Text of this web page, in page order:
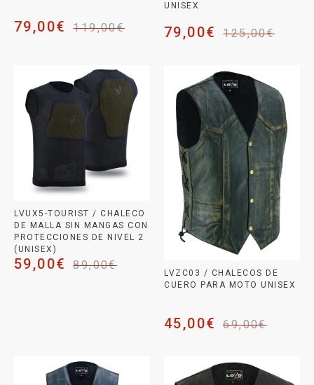
119,00€
79,00€
UNISEX
125,00€
79,00€
LVUX5-TOURIST / CHALECO
DE MALLA SIN MANGAS CON
PROTECCIONES DE NIVEL 2
(UNISEX)
89,00€
59,00€
LVZC03 / CHALECOS DE
CUERO PARA MOTO UNISEX
69,00€
45,00€